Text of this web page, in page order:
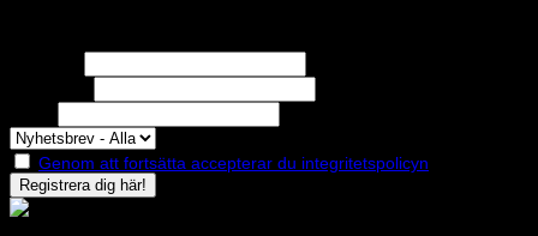
Genom att fortsätta accepterar du integritetspolicyn